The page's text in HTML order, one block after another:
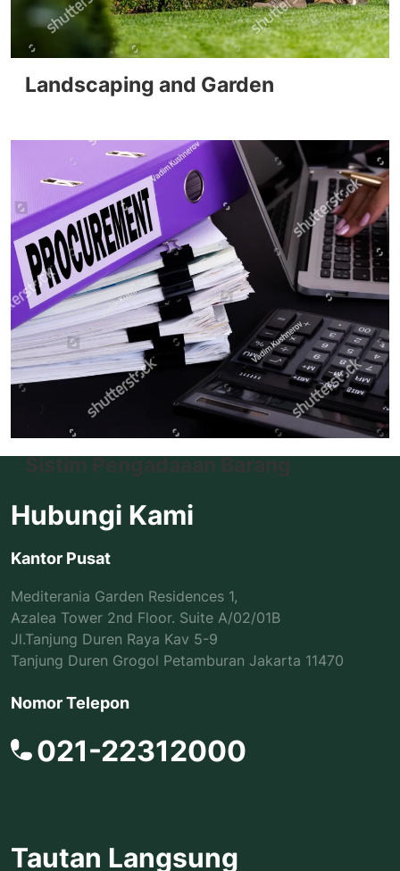
Landscaping and Garden
Sistim Pengadaaan Barang
Hubungi Kami
Kantor Pusat
Mediterania Garden Residences 1,
Azalea Tower 2nd Floor. Suite A/02/01B
Jl.Tanjung Duren Raya Kav 5-9
Tanjung Duren Grogol Petamburan Jakarta 11470
Nomor Telepon
021-22312000
Tautan Langsung